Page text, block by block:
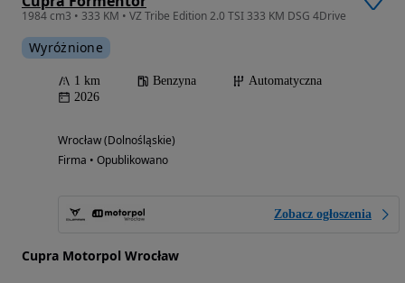
1984 cm3 • 333 KM • VZ Tribe Edition 2.0 TSI 333 KM DSG 4Drive
Wyróżnione
1 km Benzyna
Automatyczna
2026
Wrocław (Dolnośląskie)
Firma • Opublikowano
Zobacz ogłoszenia
Cupra Motorpol Wrocław